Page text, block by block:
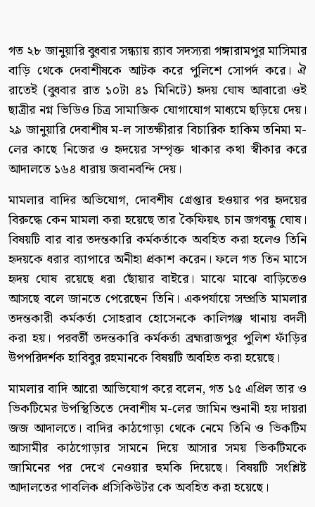
গত ২৮ জানুয়ারি বুধবার সন্ধ্যায় র‌্যাব সদস্যরা গঙ্গারামপুর মাসিমার
বাড়ি থেকে দেবাশীষকে আটক করে পুলিশে সোপর্দ করে। ঐ
রাতেই (বুধবার রাত ১০টা ৪১ মিনিটে) হৃদয় ঘোষ আবারো ওই
ছাত্রীর নগ্ন ভিডিও চিত্র সামাজিক যোগাযোগ মাধ্যমে ছড়িয়ে দেয়।
২৯ জানুয়ারি দেবাশীষ ম-ল সাতক্ষীরার বিচারিক হাকিম তনিমা ম-
লের কাছে নিজের ও হৃদয়ের সম্পৃক্ত থাকার কথা স্বীকার করে
আদালতে ১৬৪ ধারায় জবানবন্দি দেয়।
মামলার বাদির অভিযোগ, দোবশীষ গ্রেপ্তার হওয়ার পর হৃদয়ের
বিরুদ্ধে কেন মামলা করা হয়েছে তার কৈফিয়ৎ চান জগবন্ধু ঘোষ।
বিষয়টি বার বার তদন্তকারি কর্মকর্তাকে অবহিত করা হলেও তিনি
হৃদয়কে ধরার ব্যাপারে অনীহা প্রকাশ করেন। ফলে গত তিন মাসে
হৃদয় ঘোষ রয়েছে ধরা ছোঁয়ার বাইরে। মাঝে মাঝে বাড়িতেও
আসছে বলে জানতে পেরেছেন তিনি। একপর্যায়ে সম্প্রতি মামলার
তদন্তকারী কর্মকর্তা সোহরাব হোসেনকে কালিগঞ্জ থানায় বদলী
করা হয়। পরবর্তী তদন্তকারি কর্মকর্তা ব্রহ্মরাজপুর পুলিশ ফাঁড়ির
উপপরিদর্শক হাবিবুর রহমানকে বিষয়টি অবহিত করা হয়েছে।
মামলার বাদি আরো আভিযোগ করে বলেন, গত ১৫ এপ্রিল তার ও
ভিকটিমের উপস্থিতিতে দেবাশীষ ম-লের জামিন শুনানী হয় দায়রা
জজ আদালতে। বাদির কাঠগোড়া থেকে নেমে তিনি ও ভিকটিম
আসামীর কাঠগোড়ার সামনে দিয়ে আসার সময় ভিকটিমকে
জামিনের পর দেখে নেওয়ার হুমকি দিয়েছে। বিষয়টি সংশ্লিষ্ট
আদালতের পাবলিক প্রসিকিউটর কে অবহিত করা হয়েছে।